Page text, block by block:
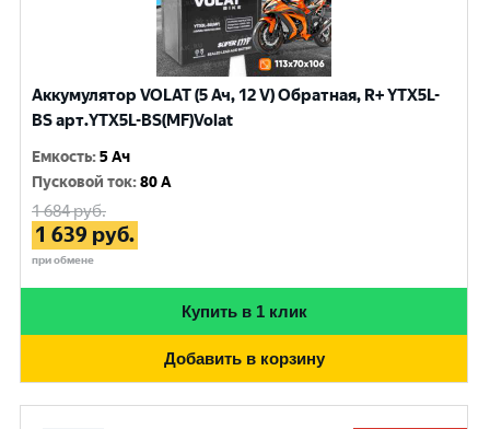
Аккумулятор VOLAT (5 Ач, 12 V) Обратная, R+ YTX5L-
BS арт.YTX5L-BS(MF)Volat
Емкость:5 Ач
Пусковой ток:80 A
1 684руб.
1 639 руб.
при обмене
Купить в 1 клик
Добавить в корзину